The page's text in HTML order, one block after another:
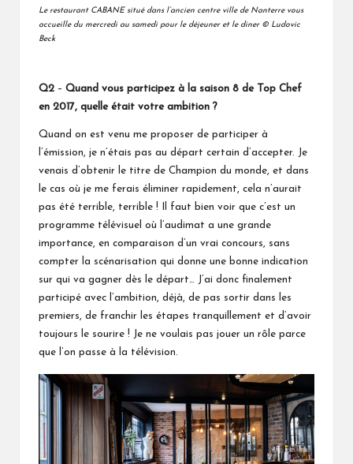
Le restaurant CABANE situé dans l’ancien centre ville de Nanterre vous
accueille du mercredi au samedi pour le déjeuner et le diner © Ludovic
Beck
Q2 – Quand vous participez à la saison 8 de Top Chef
en 2017, quelle était votre ambition ?
Quand on est venu me proposer de participer à
l’émission, je n’étais pas au départ certain d’accepter. Je
venais d’obtenir le titre de Champion du monde, et dans
le cas où je me ferais éliminer rapidement, cela n’aurait
pas été terrible, terrible ! Il faut bien voir que c’est un
programme télévisuel où l’audimat a une grande
importance, en comparaison d’un vrai concours, sans
compter la scénarisation qui donne une bonne indication
sur qui va gagner dès le départ… J’ai donc finalement
participé avec l’ambition, déjà, de pas sortir dans les
premiers, de franchir les étapes tranquillement et d’avoir
toujours le sourire ! Je ne voulais pas jouer un rôle parce
que l’on passe à la télévision.